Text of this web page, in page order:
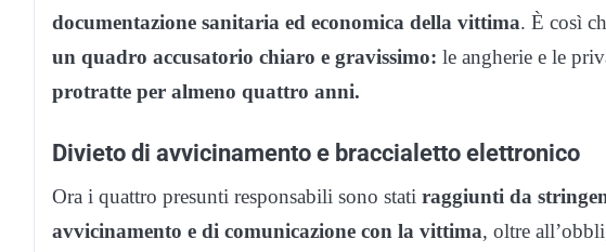
documentazione sanitaria ed economica della vittima. È così
un quadro accusatorio chiaro e gravissimo: le angherie e le
protratte per almeno quattro anni.
Divieto di avvicinamento e braccialetto elettronico
Ora i quattro presunti responsabili sono stati raggiunti da
avvicinamento e di comunicazione con la vittima, oltre